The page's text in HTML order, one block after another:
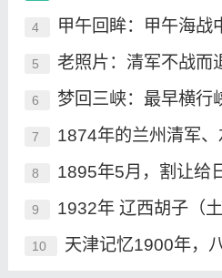
4 甲午回眸：甲午海战
5 老照片：清军不战而退
6 梦回三峡：最早横行
7 1874年的兰州清军
8 1895年5月，割让给
9 1932年 辽西胡子（
10 天津记忆1900年，